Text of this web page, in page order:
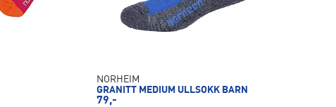
NORHEIM
GRANITT MEDIUM ULLSOKK BARN
79,-